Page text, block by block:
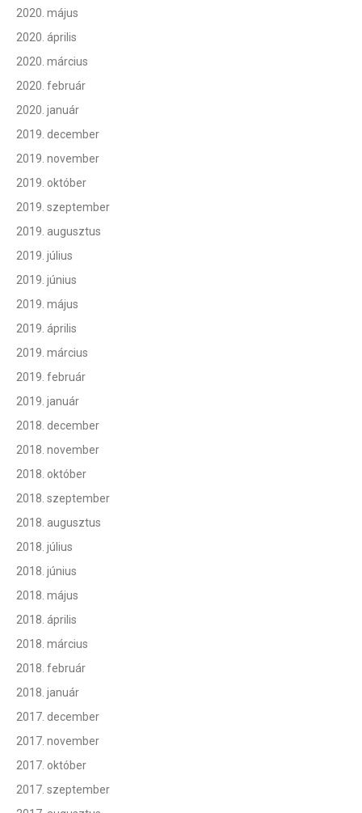
2020. május
2020. április
2020. március
2020. február
2020. január
2019. december
2019. november
2019. október
2019. szeptember
2019. augusztus
2019. július
2019. június
2019. május
2019. április
2019. március
2019. február
2019. január
2018. december
2018. november
2018. október
2018. szeptember
2018. augusztus
2018. július
2018. június
2018. május
2018. április
2018. március
2018. február
2018. január
2017. december
2017. november
2017. október
2017. szeptember